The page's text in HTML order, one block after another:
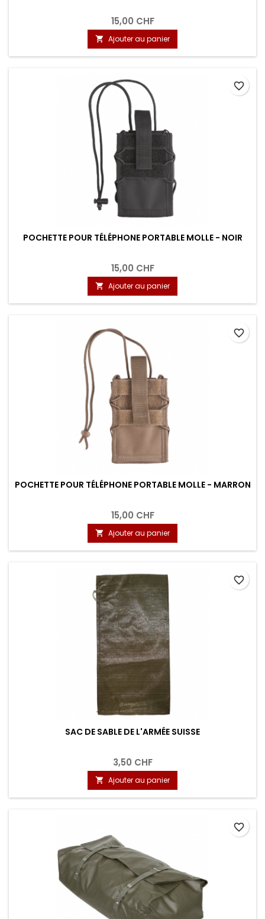
15,00 CHF
 Ajouter au panier
POCHETTE POUR TÉLÉPHONE PORTABLE MOLLE - NOIR
15,00 CHF
 Ajouter au panier
favorite_border
POCHETTE POUR TÉLÉPHONE PORTABLE MOLLE - MARRON
15,00 CHF
 Ajouter au panier
favorite_border
SAC DE SABLE DE L'ARMÉE SUISSE
3,50 CHF
 Ajouter au panier
favorite_border
favorite_border